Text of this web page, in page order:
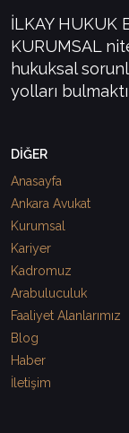
İLKAY HUKUK
KURUMSAL
hukuksal
yolları
DİĞER
Anasayfa
Ankara Avukat
Kurumsal
Kariyer
Kadromuz
Arabuluculuk
Faaliyet Alanlarımız
Blog
Haber
İletişim